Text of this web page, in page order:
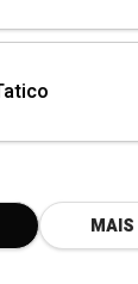
MAIS